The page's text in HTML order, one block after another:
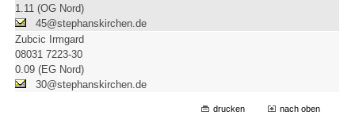
1.11 (OG Nord)
45@stephanskirchen.de
Zubcic Irmgard
08031 7223-30
0.09 (EG Nord)
30@stephanskirchen.de
drucken nach oben